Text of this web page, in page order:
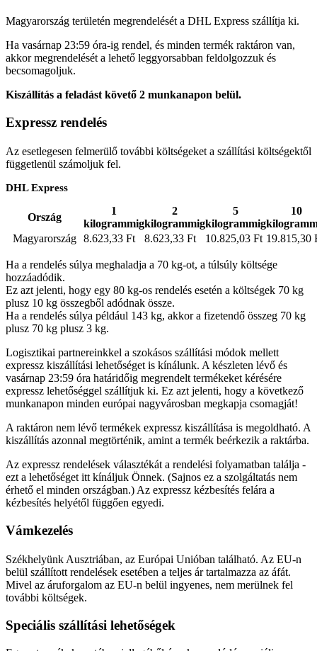
Magyarország területén megrendelését a DHL Express szállítja ki.
Ha vasárnap 23:59 óra-ig rendel, és minden termék raktáron van,
akkor megrendelését a lehető leggyorsabban feldolgozzuk és
becsomagoljuk.
Kiszállítás a feladást követő 2 munkanapon belül.
Expressz rendelés
Az esetlegesen felmerülő további költségeket a szállítási költségektől
függetlenül számoljuk fel.
DHL Express
Ország
1
kilogrammig
2
kilogrammig
5
kilogrammig
10
Magyarország 8.623,33 Ft 8.623,33 Ft 10.825,03 Ft 19.815,30
Ha a rendelés súlya meghaladja a 70 kg-ot, a túlsúly költsége
hozzáadódik.
Ez azt jelenti, hogy egy 80 kg-os rendelés esetén a költségek 70 kg
plusz 10 kg összegből adódnak össze.
Ha a rendelés súlya például 143 kg, akkor a fizetendő összeg 70 kg
plusz 70 kg plusz 3 kg.
Logisztikai partnereinkkel a szokásos szállítási módok mellett
expressz kiszállítási lehetőséget is kínálunk. A készleten lévő és
vasárnap 23:59 óra határidőig megrendelt termékeket kérésére
expressz lehetőséggel szállítjuk ki. Ez azt jelenti, hogy a következő
munkanapon minden európai nagyvárosban megkapja csomagját!
A raktáron nem lévő termékek expressz kiszállítása is megoldható. A
kiszállítás azonnal megtörténik, amint a termék beérkezik a raktárba.
Az expressz rendelések választékát a rendelési folyamatban találja -
ezt a lehetőséget itt kínáljuk Önnek. (Sajnos ez a szolgáltatás nem
érhető el minden országban.) Az expressz kézbesítés felára a
kézbesítés helyétől függően egyedi.
Vámkezelés
Székhelyünk Ausztriában, az Európai Unióban található. Az EU-n
belül szállított rendelések esetében a teljes ár tartalmazza az áfát.
Mivel az áruforgalom az EU-n belül ingyenes, nem merülnek fel
további költségek.
Speciális szállítási lehetőségek